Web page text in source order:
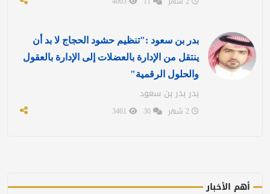
بدر بن سعود :"تنظيم حشود الحجاج لا بد أن
ينتقل من الإدارة بالعضلات إلى الإدارة بالعقول
والحلول الرقمية"
بدر بدر بن سعود
أهم الأخبار